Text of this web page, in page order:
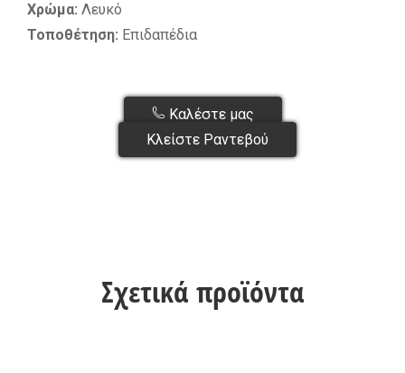
Χρώμα: Λευκό
Τοποθέτηση: Επιδαπέδια
Καλέστε μας
Κλείστε Ραντεβού
Σχετικά προϊόντα